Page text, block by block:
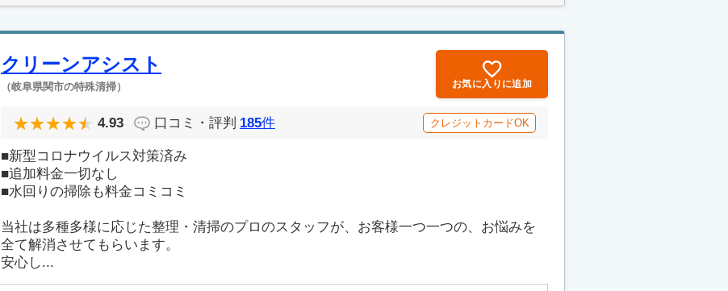
クリーンアシスト
（岐阜県関市の特殊清掃） お気に入りに追加
4.93 口コミ・評判 185件 クレジットカードOK
■新型コロナウイルス対策済み
■追加料金一切なし
■水回りの掃除も料金コミコミ
当社は多種多様に応じた整理・清掃のプロのスタッフが、お客様一つ一つの、お悩みを
全て解消させてもらいます。
安心し...